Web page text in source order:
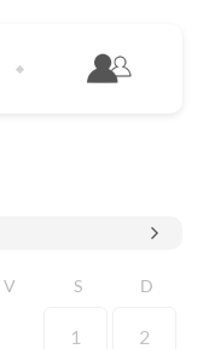
V S D
1 2